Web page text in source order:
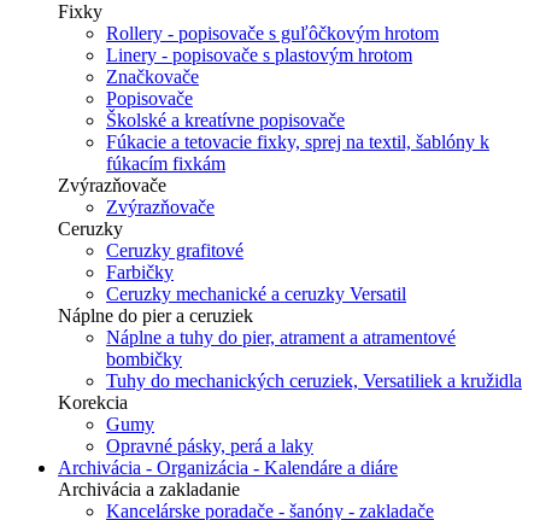
Fixky
Rollery - popisovače s guľôčkovým hrotom
Linery - popisovače s plastovým hrotom
Značkovače
Popisovače
Školské a kreatívne popisovače
Fúkacie a tetovacie fixky, sprej na textil, šablóny k
fúkacím fixkám
Zvýrazňovače
Zvýrazňovače
Ceruzky
Ceruzky grafitové
Farbičky
Ceruzky mechanické a ceruzky Versatil
Náplne do pier a ceruziek
Náplne a tuhy do pier, atrament a atramentové
bombičky
Tuhy do mechanických ceruziek, Versatiliek a kružidla
Korekcia
Gumy
Opravné pásky, perá a laky
Archivácia - Organizácia - Kalendáre a diáre
Archivácia a zakladanie
Kancelárske poradače - šanóny - zakladače